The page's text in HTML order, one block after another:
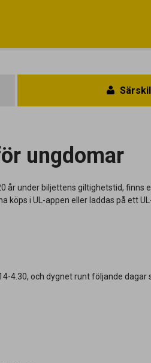
ungdomar
år under biljettens giltighetstid, finns
köps i UL-appen eller laddas på ett
4.30, och dygnet runt följande dagar